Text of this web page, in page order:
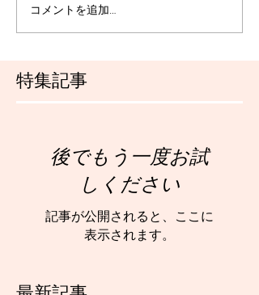
特集記事
コメントを追加…
後でもう一度お試
しください
記事が公開されると、ここに
表示されます。